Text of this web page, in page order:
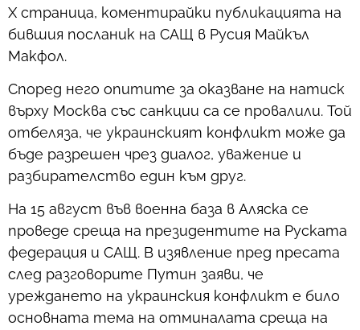
X страница, коментирайки публикацията на
бившия посланик на САЩ в Русия Майкъл
Макфол.
Според него опитите за оказване на натиск
върху Москва със санкции са се провалили. Той
отбеляза, че украинският конфликт може да
бъде разрешен чрез диалог, уважение и
разбирателство един към друг.
На 15 август във военна база в Аляска се
проведе среща на президентите на Руската
федерация и САЩ. В изявление пред пресата
след разговорите Путин заяви, че
уреждането на украинския конфликт е било
основната тема на отминалата среща на